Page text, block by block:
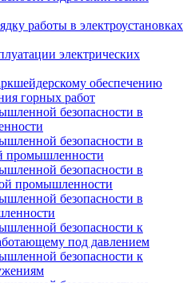
работы в электроустановках
электрических
обеспечению
горных работ
безопасности в
безопасности в
промышленности
безопасности в
промышленности
безопасности в
безопасности к
под давлением
безопасности к